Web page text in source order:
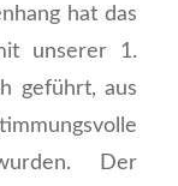
hat das
unserer 1.
geführt, aus
Der